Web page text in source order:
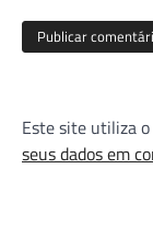
Este site utiliza
seus dados em